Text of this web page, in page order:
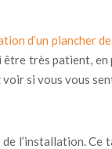
d’un plancher
très patient, en
si vous vous
l’installation.